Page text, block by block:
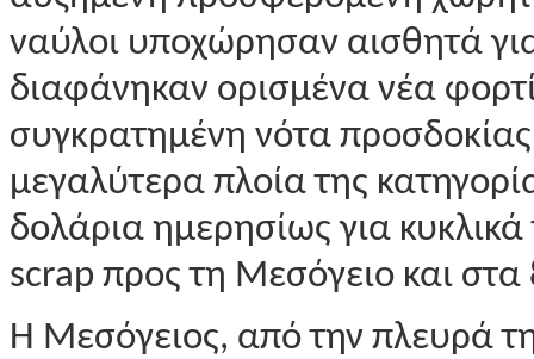
ναύλοι υποχώρησαν αισθητά
διαφάνηκαν ορισμένα νέα
συγκρατημένη νότα
μεγαλύτερα πλοία της
δολάρια ημερησίως για
scrap προς τη Μεσόγειο και στα
Η Μεσόγειος, από την πλευρά